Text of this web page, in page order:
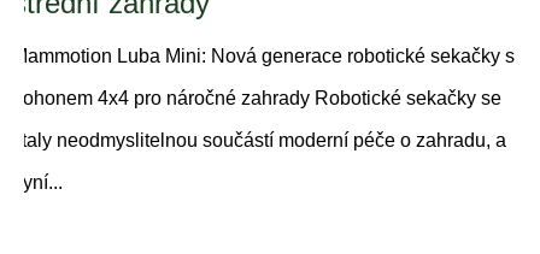
Mammotion Luba Mini: Nová generace robotické sekačky s
pohonem 4x4 pro náročné zahrady Robotické sekačky se
staly neodmyslitelnou součástí moderní péče o zahradu, a
nyní...